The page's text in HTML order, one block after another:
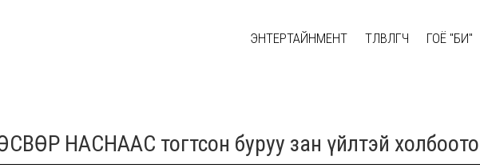
ЭНТЕРТАЙНМЕНТ ТӨЛӨВЛӨГЧ ГОЁ "БИ"
ӨСВӨР НАСНААС тогтсон буруу зан үйлтэй